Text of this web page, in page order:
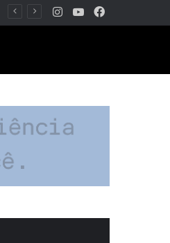
YouTube
Instagram